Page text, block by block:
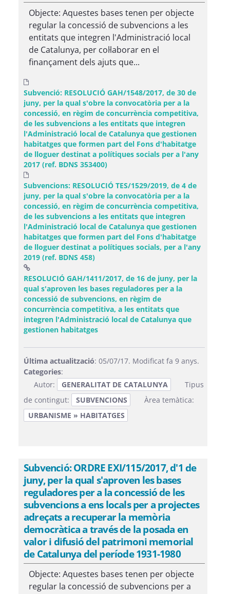
Objecte: Aquestes bases tenen per objecte
regular la concessió de subvencions a les
entitats que integren l'Administració local
de Catalunya, per col·laborar en el
finançament dels ajuts que...
Subvenció: RESOLUCIÓ GAH/1548/2017, de 30 de
juny, per la qual s'obre la convocatòria per a la
concessió, en règim de concurrència competitiva,
de les subvencions a les entitats que integren
l'Administració local de Catalunya que gestionen
habitatges que formen part del Fons d'habitatge
de lloguer destinat a polítiques socials per a l'any
2017 (ref. BDNS 353400)
Subvencions: RESOLUCIÓ TES/1529/2019, de 4 de
juny, per la qual s'obre la convocatòria per a la
concessió, en règim de concurrència competitiva,
de les subvencions a les entitats que integren
l'Administració local de Catalunya que gestionen
habitatges que formen part del Fons d'habitatge
de lloguer destinat a polítiques socials, per a l'any
2019 (ref. BDNS 458)
RESOLUCIÓ GAH/1411/2017, de 16 de juny, per la
qual s'aproven les bases reguladores per a la
concessió de subvencions, en règim de
concurrència competitiva, a les entitats que
integren l'Administració local de Catalunya que
gestionen habitatges(Obre una finestra nova)
Última actualització: 05/07/17. Modificat fa 9 anys.
Categories:
Autor:
GENERALITAT DE CATALUNYA
Tipus
de contingut:
SUBVENCIONS
Àrea temàtica:
URBANISME » HABITATGES
Subvenció: ORDRE EXI/115/2017, d'1 de
juny, per la qual s'aproven les bases
reguladores per a la concessió de les
subvencions a ens locals per a projectes
adreçats a recuperar la memòria
democràtica a través de la posada en
valor i difusió del patrimoni memorial
de Catalunya del període 1931-1980
Objecte: Aquestes bases tenen per objecte
regular la concessió de subvencions per a